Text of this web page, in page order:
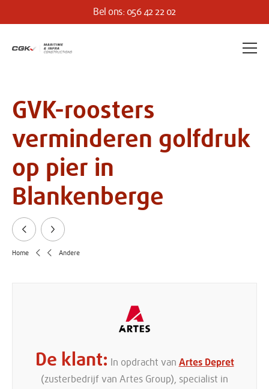
Bel ons: 056 42 22 02
GVK-roosters
verminderen golfdruk
op pier in
Blankenberge
VorigeVolgende
Home Andere
De klant In opdracht van Artes Depret
(zusterbedrijf van Artes Group), specialist in